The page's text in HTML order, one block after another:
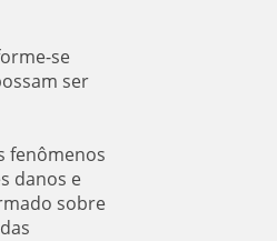
se
ser
fenômenos
danos e
sobre